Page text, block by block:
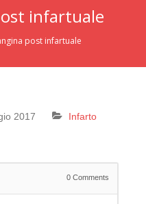
infartuale
post infartuale
2017 Infarto
0 Comments